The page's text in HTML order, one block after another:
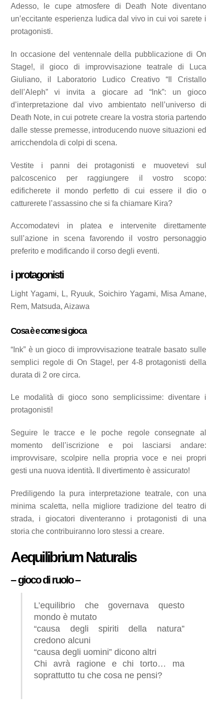
Adesso, le cupe atmosfere di Death Note diventano
un’eccitante esperienza ludica dal vivo in cui voi sarete i
protagonisti.
In occasione del ventennale della pubblicazione di On
Stage!, il gioco di improvvisazione teatrale di Luca
Giuliano, il Laboratorio Ludico Creativo “Il Cristallo
dell’Aleph” vi invita a giocare ad “Ink”: un gioco
d’interpretazione dal vivo ambientato nell’universo di
Death Note, in cui potrete creare la vostra storia partendo
dalle stesse premesse, introducendo nuove situazioni ed
arricchendola di colpi di scena.
Vestite i panni dei protagonisti e muovetevi sul
palcoscenico per raggiungere il vostro scopo:
edificherete il mondo perfetto di cui essere il dio o
catturerete l’assassino che si fa chiamare Kira?
Accomodatevi in platea e intervenite direttamente
sull’azione in scena favorendo il vostro personaggio
preferito e modificando il corso degli eventi.
i protagonisti
Light Yagami, L, Ryuuk, Soichiro Yagami, Misa Amane,
Rem, Matsuda, Aizawa
Cosa è e come si gioca
“Ink” è un gioco di improvvisazione teatrale basato sulle
semplici regole di On Stage!, per 4-8 protagonisti della
durata di 2 ore circa.
Le modalità di gioco sono semplicissime: diventare i
protagonisti!
Seguire le tracce e le poche regole consegnate al
momento dell’iscrizione e poi lasciarsi andare:
improvvisare, scolpire nella propria voce e nei propri
gesti una nuova identità. Il divertimento è assicurato!
Prediligendo la pura interpretazione teatrale, con una
minima scaletta, nella migliore tradizione del teatro di
strada, i giocatori diventeranno i protagonisti di una
storia che contribuiranno loro stessi a creare.
Aequilibrium Naturalis
– gioco di ruolo –
L’equilibrio che governava questo
mondo è mutato
“causa degli spiriti della natura”
credono alcuni
“causa degli uomini” dicono altri
Chi avrà ragione e chi torto… ma
soprattutto tu che cosa ne pensi?